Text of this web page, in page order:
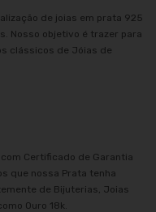
de joias em prata 925
Nosso objetivo é trazer para
clássicos de Jóias de
Certificado de Garantia
que nossa Prata tenha
de Bijuterias, Joias
Ouro 18k.